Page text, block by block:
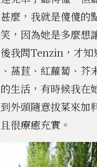
麼，我就是傻傻的
，因為她是多麼想
我問Tenzin，才知
萵苣、紅蘿蔔、芥
生活，有時候我在
外頭隨意拔菜來加
很療癒充實。